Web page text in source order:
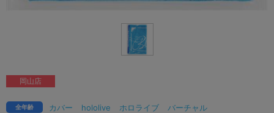
カバー hololive ホロライブ
バーチャル
全年齢
岡山店